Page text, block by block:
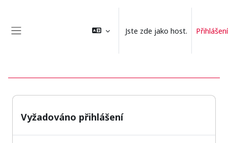
Jste zde jako host. Přihlášení
Vyžadováno přihlášení